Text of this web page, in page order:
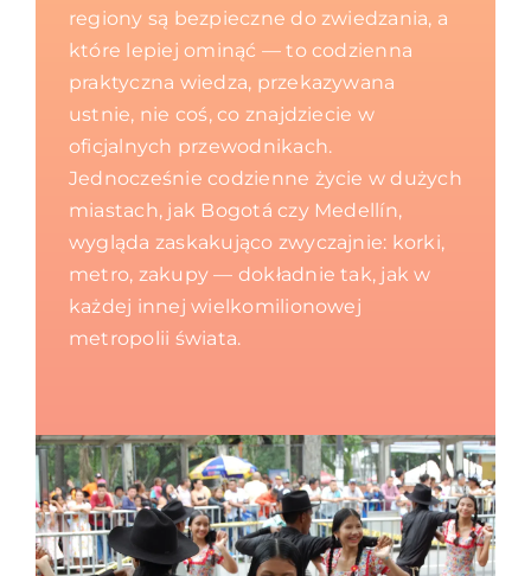
regiony są bezpieczne do zwiedzania, a
które lepiej ominąć — to codzienna
praktyczna wiedza, przekazywana
ustnie, nie coś, co znajdziecie w
oficjalnych przewodnikach.
Jednocześnie codzienne życie w dużych
miastach, jak Bogotá czy Medellín,
wygląda zaskakująco zwyczajnie: korki,
metro, zakupy — dokładnie tak, jak w
każdej innej wielkomilionowej
metropolii świata.